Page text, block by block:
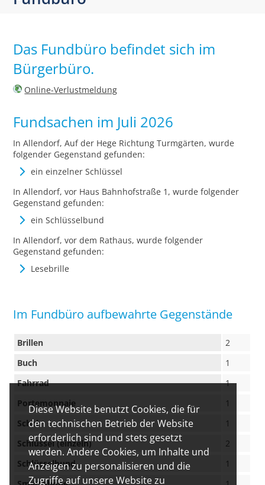
Diese Website benutzt Cookies, die für
den technischen Betrieb der Website
erforderlich sind und stets gesetzt
werden. Andere Cookies, um Inhalte und
Anzeigen zu personalisieren und die
Zugriffe auf unsere Website zu
Das Fundbüro befindet sich im
Bürgerbüro.
Online-Verlustmeldung
Fundsachen im Juli 2026
In Allendorf, Auf der Hege Richtung Turmgärten, wurde
folgender Gegenstand gefunden:
ein einzelner Schlüssel
In Allendorf, vor Haus Bahnhofstraße 1, wurde folgender
Gegenstand gefunden:
ein Schlüsselbund
In Allendorf, vor dem Rathaus, wurde folgender
Gegenstand gefunden:
Lesebrille
Im Fundbüro aufbewahrte Gegenstände
Brillen
2
Buch
1
Fahrrad
1
Portemonnaie
1
Schal
1
Schlüssel (einzeln)
2
Schlüsselbund
1